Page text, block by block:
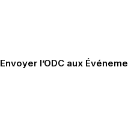
Envoyer l’ODC aux